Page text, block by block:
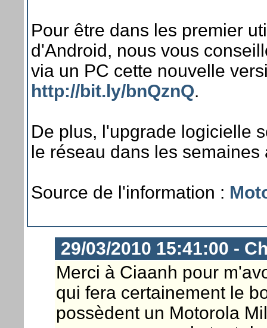
Pour être dans les premier
d'Android, nous vous
via un PC cette nouvelle
http://bit.ly/bnQznQ.
De plus, l'upgrade logicielle
le réseau dans les semaines
Source de l'information :
29/03/2010 15:41:00 -
Merci à Ciaanh pour
qui fera certainement le
possèdent un Motorola